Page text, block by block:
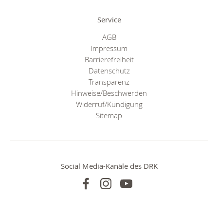
Service
AGB
Impressum
Barrierefreiheit
Datenschutz
Transparenz
Hinweise/Beschwerden
Widerruf/Kündigung
Sitemap
Social Media-Kanäle des DRK